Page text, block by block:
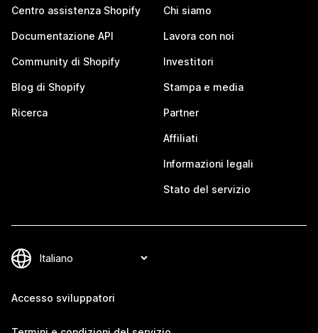
Centro assistenza Shopify
Documentazione API
Community di Shopify
Blog di Shopify
Ricerca
Chi siamo
Lavora con noi
Investitori
Stampa e media
Partner
Affiliati
Informazioni legali
Stato del servizio
Accesso sviluppatori